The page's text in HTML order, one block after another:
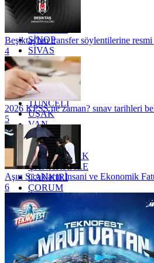
RİZE
SAKARYA
SİNOP
SİVAS
SİİRT
TEKİRDAĞ
TOKAT
TRABZON
TUNCELİ
UŞAK
VAN
YALOVA
YOZGAT
ZONGULDAK
ÇANAKKALE
ÇANKIRI
ÇORUM
İSTANBUL
İZMİR
ŞANLIURFA
ŞIRNAK
Beşiktaş'tan transfer söylentilerine resmi
4
2026 KPSS ne zaman? sınav tarihleri
5
Aşırı Sıcakların İnsani ve Ekonomik
6